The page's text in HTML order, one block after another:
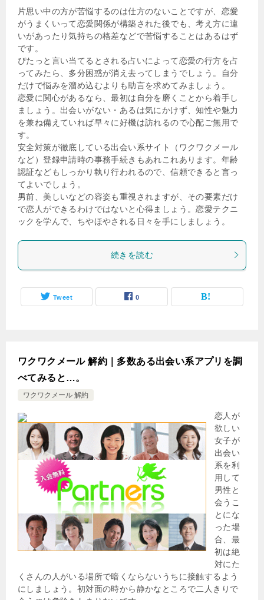
片思い中の方が苦悩するのは仕方のないことですが、恋愛
がうまくいって恋愛関係が構築された後でも、考え方に違
いがあったり気持ちの格差などで苦悩することはあるはず
です。
ぴたっと言い当てるとされる占いによって恋愛の行方を占
ってみたら、多分困惑が消え去ってしまうでしょう。自分
だけで悩みを溜め込むよりも助言を求めてみましょう。
恋愛に関心があるなら、最初は自分を磨くことから着手し
ましょう。出会いがない・あるは気にかけず、知性や魅力
を兼ね備えていれば早々に好機は訪れるので心配ご無用で
す。
安全対策が徹底している出会い系サイト（ワクワクメール
など）登録申請時の事務手続きもあれこれあります。年齢
認証などもしっかり執り行われるので、信頼できると言っ
てよいでしょう。
男前、美しいなどの容姿も重視されますが、その要素だけ
で恋人ができるわけではないと心得ましょう。恋愛テクニ
ックを学んで、ちやほやされる日々を手にしましょう。
続きを読む
Tweet 0
ワクワクメール 解約｜多数ある出会い系アプリを調
べてみると…。
ワクワクメール 解約
恋人が
欲しい
女子が
出会い
系を利
用して
男性と
会うこ
とにな
った場
合、最
初は絶
対にた
くさんの人がいる場所で暗くならないうちに接触するよう
にしましょう。初対面の時から静かなところで二人きりで